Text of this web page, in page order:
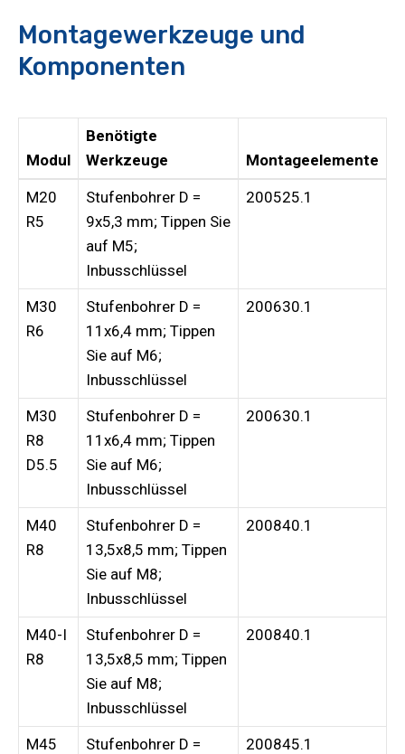
Montagewerkzeuge und
Komponenten
Modul
Benötigte
Werkzeuge
Montageelemente
M20
R5
Stufenbohrer D =
9x5,3 mm; Tippen Sie
auf M5;
Inbusschlüssel
200525.1
M30
R6
Stufenbohrer D =
11x6,4 mm; Tippen
Sie auf M6;
Inbusschlüssel
200630.1
M30
R8
D5.5
Stufenbohrer D =
11x6,4 mm; Tippen
Sie auf M6;
Inbusschlüssel
200630.1
M40
R8
Stufenbohrer D =
13,5x8,5 mm; Tippen
Sie auf M8;
Inbusschlüssel
200840.1
M40-I
R8
Stufenbohrer D =
13,5x8,5 mm; Tippen
Sie auf M8;
Inbusschlüssel
200840.1
M45
Stufenbohrer D =
200845.1